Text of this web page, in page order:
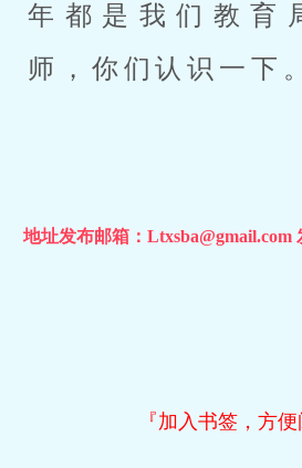
年都是我们教育
师，你们认识一下
地址发布邮箱：Ltxsba@gmail.com
『加入书签，方便